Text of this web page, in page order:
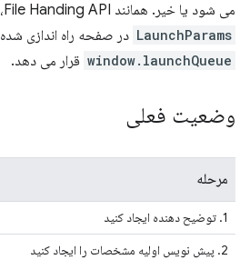
می شود یا خیر. همانند File Handing API، این نیز یک شی
LaunchParams در صفحه راه اندازی شده
window.launchQueue قرار می دهد.
وضعیت فعلی
مرحله
1. توضیح دهنده ایجاد کنید
2. پیش نویس اولیه مشخصات را ایجاد کنید